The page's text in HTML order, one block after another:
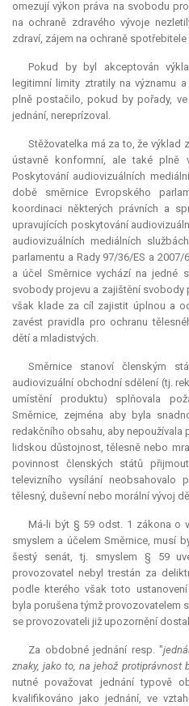
omezují výkon práva na svobodu
na ochraně zdravého vývoje
zdraví, zájem na ochraně
Pokud by byl akceptován
legitimní limity ztratily na významu
plně postačilo, pokud by pořady,
jednání, nereprízoval.
Stěžovatelka má za to, že výklad
ústavně konformní, ale také plně
Poskytování audiovizuálních
době směrnice Evropského
koordinaci některých právních a
upravujících poskytování
audiovizuálních mediálních
parlamentu a Rady 97/36/ES a
a účel Směrnice vychází na jedné
svobody projevu a zajištění svobody
však klade za cíl zajistit úplnou a
zavést pravidla pro ochranu
dětí a mladistvých.
Směrnice stanoví členským
audiovizuální obchodní sdělení (tj.
umístění produktu) splňovala
Směrnice, zejména aby byla
redakčního obsahu, aby nepoužívala
lidskou důstojnost, tělesně nebo
povinnost členských států
televizního vysílání neobsahovalo
tělesný, duševní nebo morální vývoj
Má-li být § 59 odst. 1 zákona o
smyslem a účelem Směrnice, musí
šestý senát, tj. smyslem § 59
provozovatel nebyl trestán za
podle kterého však toto
byla porušena týmž provozovatelem
se provozovateli již upozornění
Za obdobné jednání resp. "
znaky, jako to, na jehož protiprávnost
nutné považovat jednání typově
kvalifikováno jako jednání, ve